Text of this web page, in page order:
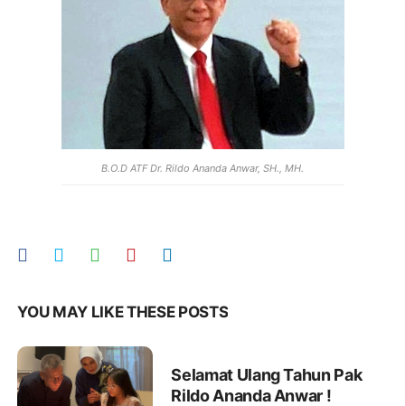
B.O.D ATF Dr. Rildo Ananda Anwar, SH., MH.
YOU MAY LIKE THESE POSTS
Selamat Ulang Tahun Pak
Rildo Ananda Anwar !